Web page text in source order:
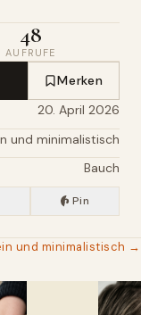
48
AUFRUFE
Merken
20. April 2026
und minimalistisch
Bauch
Pin
und minimalistisch →